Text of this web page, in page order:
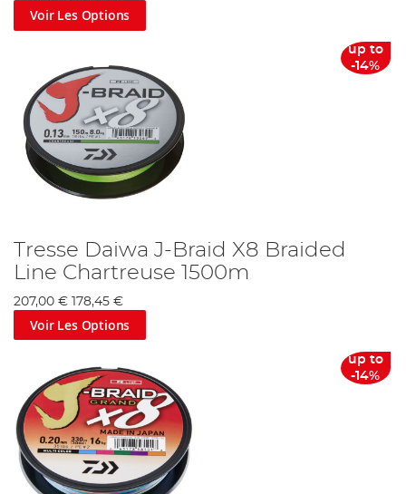
Voir Les Options
up to
-14%
Tresse Daiwa J-Braid X8 Braided
Line Chartreuse 1500m
207,00 € 178,45 €
Voir Les Options
up to
-14%